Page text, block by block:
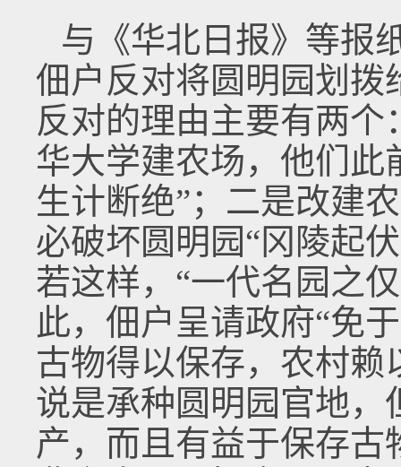
与《华北日报》等报
佃户反对将圆明园划拨
反对的理由主要有两
华大学建农场，他们此
生计断绝”；二是改建
必破坏圆明园“冈陵起
若这样，“一代名园之
此，佃户呈请政府“免
古物得以保存，农村赖
说是承种圆明园官地，
产，而且有益于保存古